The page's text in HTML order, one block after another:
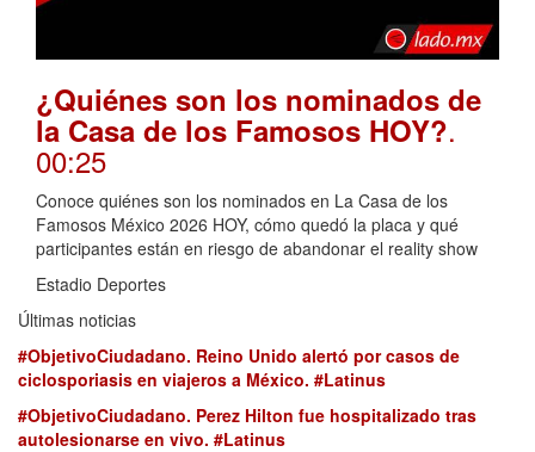
¿Quiénes son los nominados de
la Casa de los Famosos HOY?.
00:25
Conoce quiénes son los nominados en La Casa de los
Famosos México 2026 HOY, cómo quedó la placa y qué
participantes están en riesgo de abandonar el reality show
Estadio Deportes
Últimas noticias
#ObjetivoCiudadano. Reino Unido alertó por casos de
ciclosporiasis en viajeros a México. #Latinus
#ObjetivoCiudadano. Perez Hilton fue hospitalizado tras
autolesionarse en vivo. #Latinus